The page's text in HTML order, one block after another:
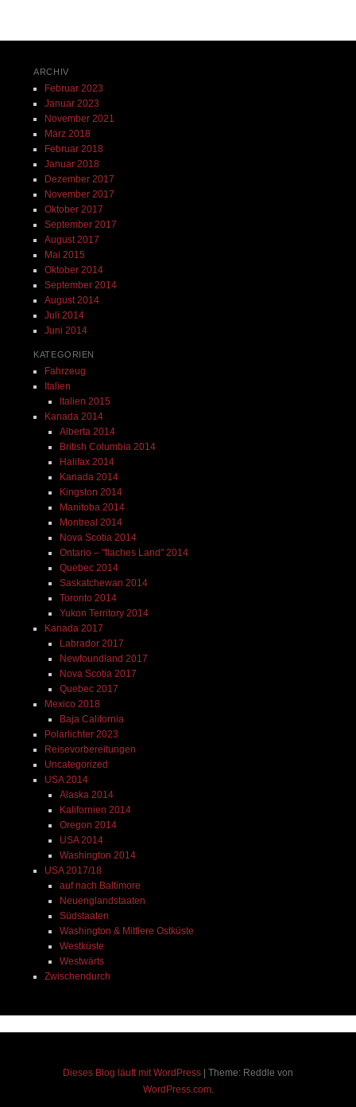
ARCHIV
Februar 2023
Januar 2023
November 2021
März 2018
Februar 2018
Januar 2018
Dezember 2017
November 2017
Oktober 2017
September 2017
August 2017
Mai 2015
Oktober 2014
September 2014
August 2014
Juli 2014
Juni 2014
KATEGORIEN
Fahrzeug
Italien
Italien 2015
Kanada 2014
Alberta 2014
British Columbia 2014
Halifax 2014
Kanada 2014
Kingston 2014
Manitoba 2014
Montreal 2014
Nova Scotia 2014
Ontario – "flaches Land" 2014
Quebec 2014
Saskatchewan 2014
Toronto 2014
Yukon Territory 2014
Kanada 2017
Labrador 2017
Newfoundland 2017
Nova Scotia 2017
Quebec 2017
Mexico 2018
Baja California
Polarlichter 2023
Reisevorbereitungen
Uncategorized
USA 2014
Alaska 2014
Kalifornien 2014
Oregon 2014
USA 2014
Washington 2014
USA 2017/18
auf nach Baltimore
Neuenglandstaaten
Südstaaten
Washington & Mittlere Ostküste
Westküste
Westwärts
Zwischendurch
Dieses Blog läuft mit WordPress
Theme: Reddle von
WordPress.com.